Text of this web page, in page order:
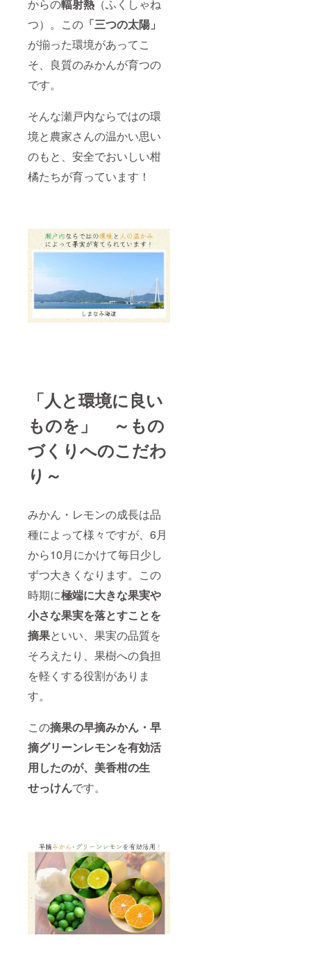
からの輻射熱 （ふくしゃね
つ）。この 「三つの太陽」
が揃った環境があってこ
そ、良質のみかんが育つの
です。
そんな瀬戸内ならではの環
境と農家さんの温かい思い
のもと、安全でおいしい柑
橘たちが育っています！
「人と環境に良い
ものを」 ～もの
づくりへのこだわ
り～
みかん・レモンの成長は品
種によって様々ですが、6月
から10月にかけて毎日少し
ずつ大きくなります。この
時期に極端に大きな果実や
小さな果実を落とすことを
摘果といい、果実の品質を
そろえたり、果樹への負担
を軽くする役割がありま
す。
この摘果の早摘みかん・早
摘グリーンレモンを有効活
用したのが、 美香柑の生
せっけんです。